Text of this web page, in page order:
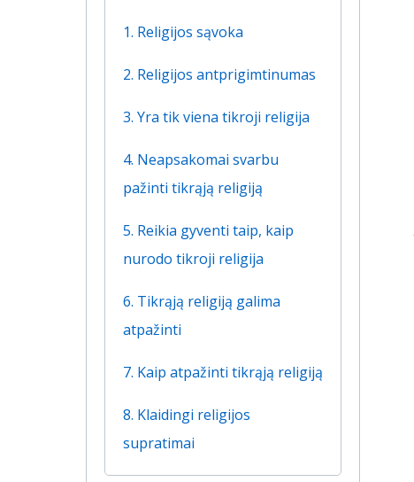
1. Religijos sąvoka
2. Religijos antprigimtinumas
3. Yra tik viena tikroji religija
4. Neapsakomai svarbu
pažinti tikrąją religiją
5. Reikia gyventi taip, kaip
nurodo tikroji religija
6. Tikrąją religiją galima
atpažinti
7. Kaip atpažinti tikrąją religiją
8. Klaidingi religijos
supratimai